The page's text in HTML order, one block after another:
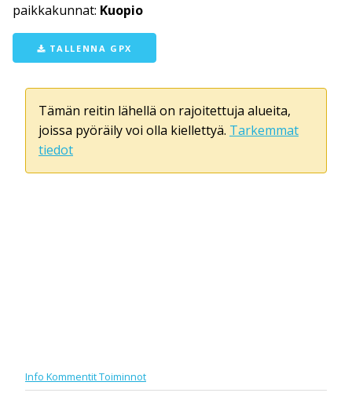
paikkakunnat: Kuopio
TALLENNA GPX
Tämän reitin lähellä on rajoitettuja alueita,
joissa pyöräily voi olla kiellettyä. Tarkemmat
tiedot
Info KommentitToiminnot